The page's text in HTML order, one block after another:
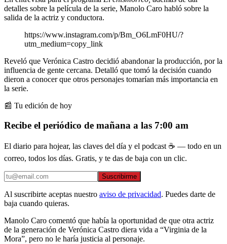
detalles sobre la película de la serie, Manolo Caro habló sobre la
salida de la actriz y conductora.
https://www.instagram.com/p/Bm_O6LmF0HU/?
utm_medium=copy_link
Reveló que Verónica Castro decidió abandonar la producción, por la
influencia de gente cercana. Detalló que tomó la decisión cuando
dieron a conocer que otros personajes tomarían más importancia en
la serie.
📰 Tu edición de hoy
Recibe el periódico de mañana a las 7:00 am
El diario para hojear, las claves del día y el podcast ☕ — todo en un
correo, todos los días. Gratis, y te das de baja con un clic.
Suscribirme
Al suscribirte aceptas nuestro aviso de privacidad. Puedes darte de
baja cuando quieras.
Manolo Caro comentó que había la oportunidad de que otra actriz
de la generación de Verónica Castro diera vida a “Virginia de la
Mora”, pero no le haría justicia al personaje.